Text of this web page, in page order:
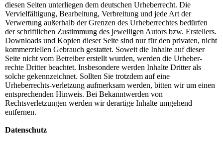
diesen Seiten unterliegen dem deutschen Urheberrecht. Die
Vervielfältigung, Bearbeitung, Verbreitung und jede Art der
Verwertung außerhalb der Grenzen des Urheberrechtes bedürfen
der schriftlichen Zustimmung des jeweiligen Autors bzw. Erstellers.
Downloads und Kopien dieser Seite sind nur für den privaten, nicht
kommerziellen Gebrauch gestattet. Soweit die Inhalte auf dieser
Seite nicht vom Betreiber erstellt wurden, werden die Urheber-
rechte Dritter beachtet. Insbesondere werden Inhalte Dritter als
solche gekennzeichnet. Sollten Sie trotzdem auf eine
Urheberrechts-verletzung aufmerksam werden, bitten wir um einen
entsprechenden Hinweis. Bei Bekanntwerden von
Rechtsverletzungen werden wir derartige Inhalte umgehend
entfernen.
Datenschutz